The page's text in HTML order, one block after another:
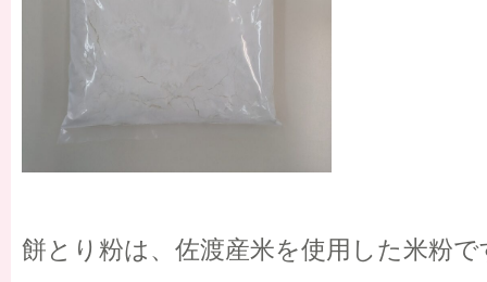
餅とり粉は、佐渡産米を使用した米粉で